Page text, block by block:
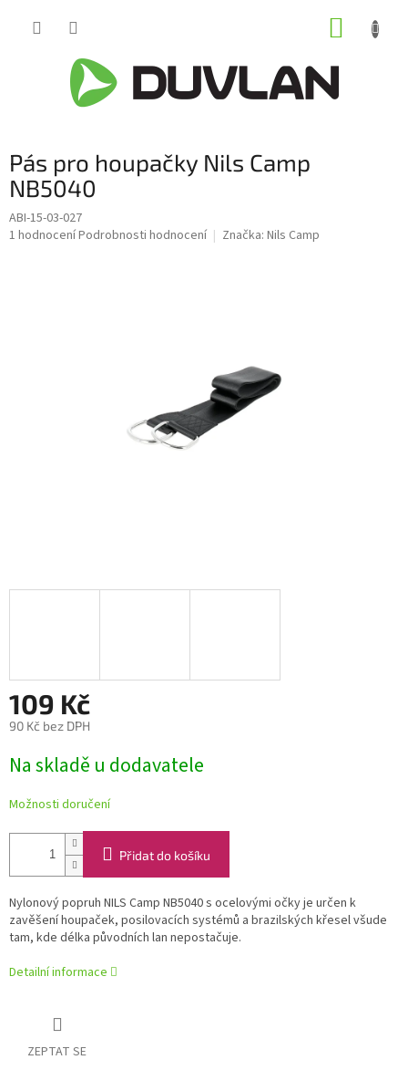
Pás pro houpačky Nils Camp
NB5040
ABI-15-03-027
Průměrné
1 hodnoceníPodrobnosti hodnocení Značka: Nils Camp
109 Kč
90 Kč bez DPH
cena:
Na skladě u dodavatele
Možnosti doručení
Přidat do košíku
Nylonový popruh NILS Camp NB5040 s ocelovými očky je určen k
zavěšení houpaček, posilovacích systémů a brazilských křesel všude
tam, kde délka původních lan nepostačuje.
Detailní informace
ZEPTAT SE